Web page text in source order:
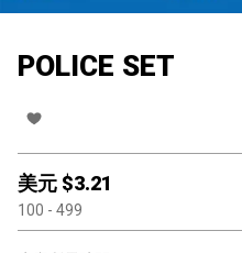
POLICE SET
美元 $3.21
100 - 499